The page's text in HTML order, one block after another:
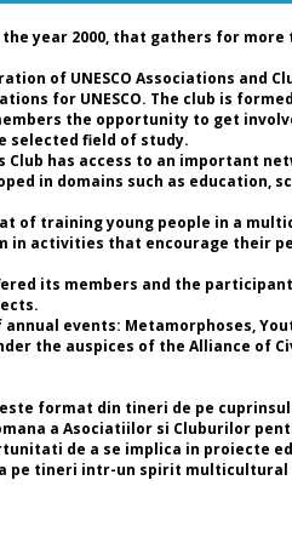
year 2000, that gathers for more
of UNESCO Associations and
for UNESCO. The club is
the opportunity to get
selected field of study.
Club has access to an important
in domains such as education,
of training young people in a
in activities that encourage their
its members and the
events: Metamorphoses,
the auspices of the Alliance of
este format din tineri de pe
a Asociatiilor si Cluburilor
de a se implica in proiecte
pe tineri intr-un spirit